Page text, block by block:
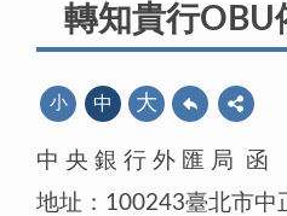
轉知貴行OBU
小 中 大
中 央 銀 行 外 匯 局 函
地址：100243臺北市中